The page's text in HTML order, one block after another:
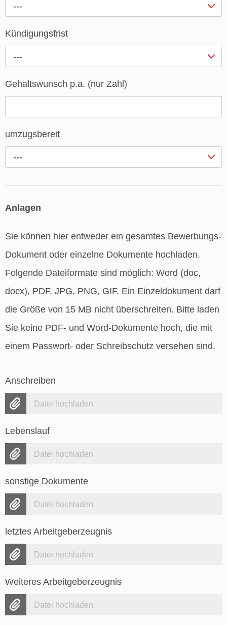
---
Kündigungsfrist
---
Gehaltswunsch p.a. (nur Zahl)
umzugsbereit
---
Anlagen
Sie können hier entweder ein gesamtes Bewerbungs-
Dokument oder einzelne Dokumente hochladen.
Folgende Dateiformate sind möglich: Word (doc,
docx), PDF, JPG, PNG, GIF. Ein Einzeldokument darf
die Größe von 15 MB nicht überschreiten. Bitte laden
Sie keine PDF- und Word-Dokumente hoch, die mit
einem Passwort- oder Schreibschutz versehen sind.
Anschreiben
Datei hochladen
Lebenslauf
Datei hochladen
sonstige Dokumente
Datei hochladen
letztes Arbeitgeberzeugnis
Datei hochladen
Weiteres Arbeitgeberzeugnis
Datei hochladen